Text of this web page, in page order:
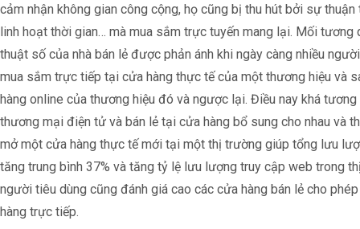
cảm nhận không gian công cộng, họ cũng bị thu hút bởi sự
linh hoạt thời gian… mà mua sắm trực tuyến mang lại. Mối
thuật số của nhà bán lẻ được phản ánh khi ngày càng nhiều
mua sắm trực tiếp tại cửa hàng thực tế của một thương hiệu và
hàng online của thương hiệu đó và ngược lại. Điều nay khá
thương mại điện tử và bán lẻ tại cửa hàng bổ sung cho nhau và
mở một cửa hàng thực tế mới tại một thị trường giúp tổng lưu
tăng trung bình 37% và tăng tỷ lệ lưu lượng truy cập web trong
người tiêu dùng cũng đánh giá cao các cửa hàng bán lẻ cho
hàng trực tiếp.